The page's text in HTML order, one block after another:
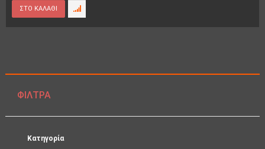
ΦΊΛΤΡΑ
Κατηγορία